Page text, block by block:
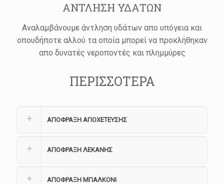
ΑΝΤΛΗΣΗ ΥΔΑΤΩΝ
Αναλαμβάνουμε άντληση υδάτων απο υπόγεια και
οπουδήποτε αλλού τα οποία μπορεί να προκλήθηκαν
απο δυνατές νεροποντές και πλημμύρες
ΠΕΡΙΣΣΟΤΕΡΑ
ΑΠΟΦΡΑΞΗ ΑΠΟΧΕΤΕΥΣΗΣ
ΑΠΟΦΡΑΞΗ ΛΕΚΑΝΗΣ
ΑΠΟΦΡΑΞΗ ΜΠΑΛΚΟΝΙ